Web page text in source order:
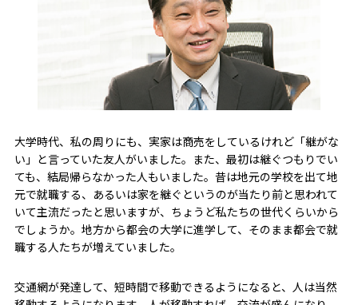
大学時代、私の周りにも、実家は商売をしているけれど「継がな
い」と言っていた友人がいました。また、最初は継ぐつもりでい
ても、結局帰らなかった人もいました。昔は地元の学校を出て地
元で就職する、あるいは家を継ぐというのが当たり前と思われて
いて主流だったと思いますが、ちょうど私たちの世代くらいから
でしょうか。地方から都会の大学に進学して、そのまま都会で就
職する人たちが増えていました。
交通網が発達して、短時間で移動できるようになると、人は当然